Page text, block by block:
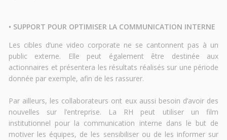
• SUPPORT POUR OPTIMISER LA COMMUNICATION INTERNE
Les cibles d’une video corporate ne se cantonnent pas à un
public externe. Elle peut également être destinée aux
actionnaires et présentera les résultats réalisés sur une période
donnée par exemple, afin de les rassurer.
Par ailleurs, les collaborateurs ont eux aussi besoin d’avoir des
nouvelles sur l’entreprise. La RH peut utiliser un film
institutionnel pour la communication interne dans le but de
motiver les équipes, de les sensibiliser ou de les informer sur